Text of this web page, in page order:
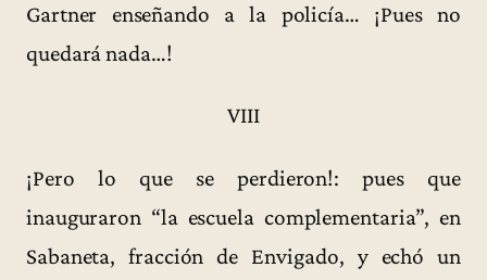
Gartner enseñando a la policía… ¡Pues no
quedará nada…!
VIII
¡Pero lo que se perdieron!: pues que
inauguraron “la escuela complementaria”, en
Sabaneta, fracción de Envigado, y echó un